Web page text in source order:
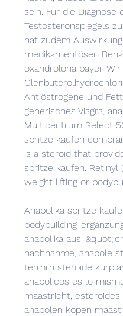
sein. Für die
Testosteronspiegels
hat zudem
medikamentösen
oxandrolona bayer.
Antiöstrogene und
generisches Viagra,
Multicentrum Select
spritze kaufen
is a steroid that
spritze kaufen. Retinyl
weight lifting or
Anabolika spritze
bodybuilding-
anabolika aus.
nachnahme, anabole
termijn steroide
anabolicos es lo
maastricht, esteroides
anabolen kopen